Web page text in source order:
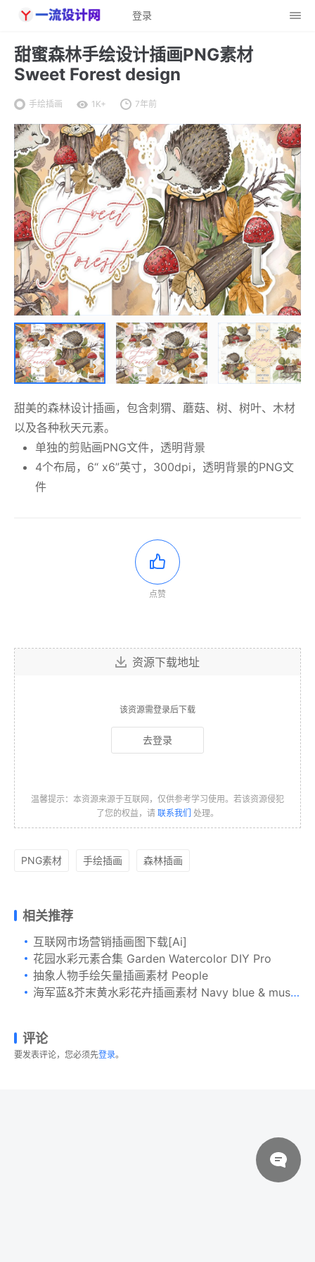
登录
甜蜜森林手绘设计插画PNG素材
Sweet Forest design
手绘插画 1K+ 7年前
甜美的森林设计插画，包含刺猬、蘑菇、树、树叶、木材
以及各种秋天元素。
单独的剪贴画PNG文件，透明背景
4个布局，6“ x6”英寸，300dpi，透明背景的PNG文
件
点赞
资源下载地址
该资源需登录后下载
去登录
温馨提示：本资源来源于互联网，仅供参考学习使用。若该资源侵犯
了您的权益，请 联系我们 处理。
PNG素材 手绘插画 森林插画
相关推荐
互联网市场营销插画图下载[Ai]
花园水彩元素合集 Garden Watercolor DIY Pro
抽象人物手绘矢量插画素材 People
海军蓝&芥末黄水彩花卉插画素材 Navy blue & mustard yellow flowers
评论
要发表评论，您必须先登录。